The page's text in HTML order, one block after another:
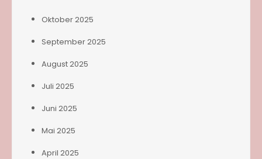
Oktober 2025
September 2025
August 2025
Juli 2025
Juni 2025
Mai 2025
April 2025